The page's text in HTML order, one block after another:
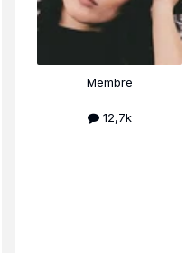
Membre
12,7k